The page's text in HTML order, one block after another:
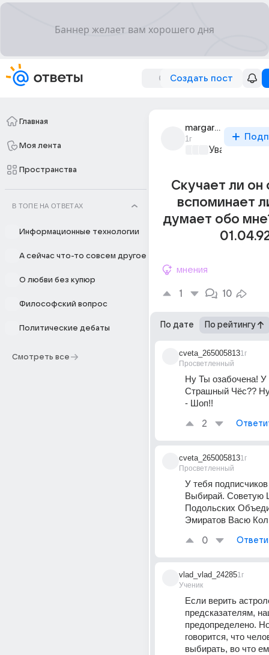
Создать пост
Главная
Моя лента
Пространства
В ТОПЕ НА ОТВЕТАХ
Информационные технологии
А сейчас что-то совсем другое
О любви без купюр
Философский вопрос
Политические дебаты
Смотреть все
margarita89
1г
Уважаемый
Скучает ли он
вспоминает
думает обо
мнения
1 10
По дате По рейтингу
cveta_265005813
Просветленный
1г
Ну Ты озабочена! У
Страшный Чёс??
- Шоп!!
2
cveta_265005813
Просветленный
1г
У тебя
Выбирай. Советую
Подольских
Эмиратов Васю
0
vlad_vlad_24285
Ученик
1г
Если верить
предсказателям,
предопределено.
говорится, что
выбирать, во что